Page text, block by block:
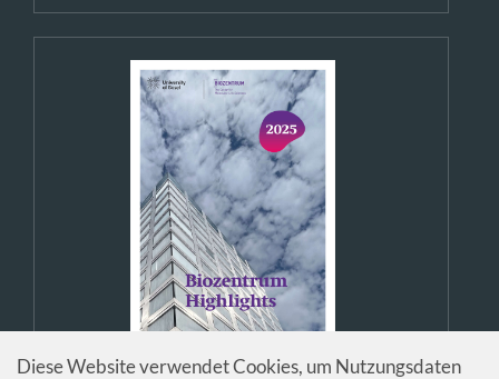
Diese Website verwendet Cookies, um Nutzungsdaten